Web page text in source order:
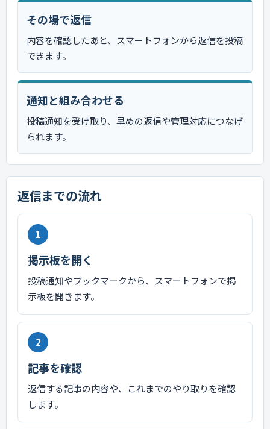
その場で返信
内容を確認したあと、スマートフォンから返信を投稿
できます。
通知と組み合わせる
投稿通知を受け取り、早めの返信や管理対応につなげ
られます。
返信までの流れ
1
掲示板を開く
投稿通知やブックマークから、スマートフォンで掲
示板を開きます。
2
記事を確認
返信する記事の内容や、これまでのやり取りを確認
します。